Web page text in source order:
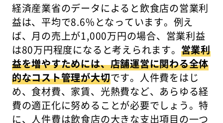
経済産業省のデータによると飲食店の営業利
益は、平均で8.6%となっています。例え
ば、月の売上が1,000万円の場合、営業利益
は80万円程度になると考えられます。 営業利
益を増やすためには、店舗運営に関わる全体
的なコスト管理が大切です。人件費をはじ
め、食材費、家賃、光熱費など、あらゆる経
費の適正化に努めることが必要でしょう。特
に、人件費は飲食店の大きな支出項目の一つ